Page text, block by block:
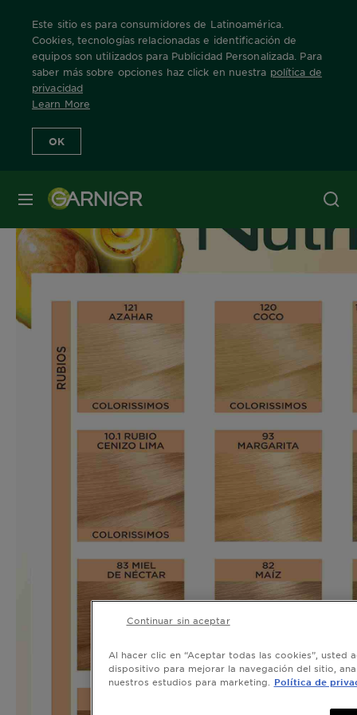
Este sitio es para consumidores de Latinoamérica.
Cookies, tecnologías relacionadas e identificación de
equipos son utilizados para Publicidad Personalizada. Para
saber más sobre opciones haz click en nuestra política de
privacidad
Learn More
OK
MENÚ
Home
Carta Color Nutrisse
Al hacer clic en “Aceptar todas las cookies”, usted
dispositivo para mejorar la navegación del sitio,
nuestros estudios para marketing.
Política de
Continuar sin aceptar